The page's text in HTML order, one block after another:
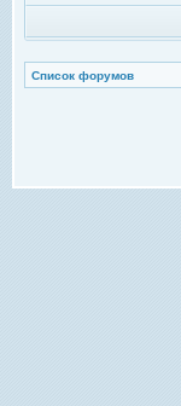
Список форумов